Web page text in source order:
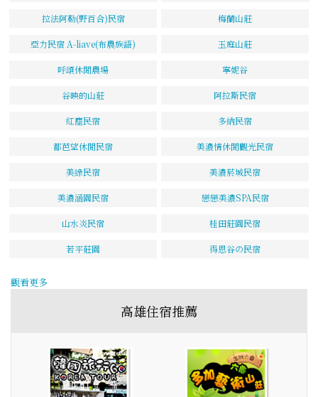
拉法阿勒(野百合)民宿 梅蘭山莊
亞力民宿 A-liave(布農族語) 玉庭山莊
呼頌休閒農場 寧妮谷
谷映的山莊 阿拉斯民宿
紅塵民宿 多納民宿
都芭望休閒民宿 美濃情休閒觀光民宿
美綠民宿 美濃菸城民宿
美濃涵園民宿 戀戀美濃SPA民宿
山水炎民宿 桂田莊園民宿
若平莊園 得恩谷の民宿
觀看更多
高雄住宿推薦